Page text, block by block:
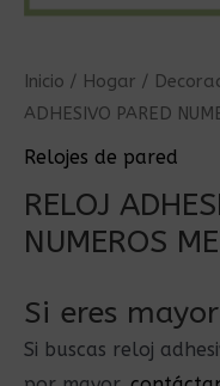
Inicio / Hogar /
ADHESIVO PARED
Relojes de pared
RELOJ
NUMEROS
Si eres
Si buscas reloj